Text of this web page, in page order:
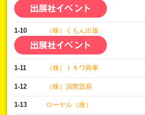
1-10 （株）くもん出版
1-11 （株）トキワ商事
1-12 （株）国際貿易
1-13 ローヤル（株）